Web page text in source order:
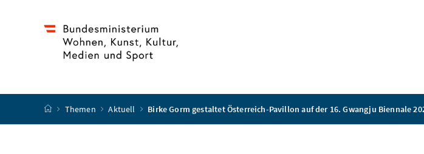
Startseite
Themen Aktuell Birke Gorm gestaltet Österreich-Pavillon auf der 16. Gwangju Biennale